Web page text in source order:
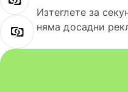
Изтеглете за
няма досадни